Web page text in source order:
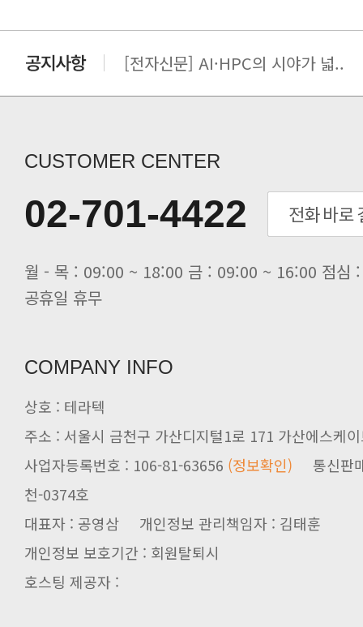
[전자신문] AI·HPC의 시야가 넓..
[전자신문] “민감 데이터도 안심하
[전자신문] 테라텍과 함께 최적의
[전자신문] AI 인프라 써보고 결정..
[전자신문] 공영삼 테라텍 대표 “단..
[전자신문] 당신의 AI GPU, 지..
CUSTOMER CENTER
02-701-4422
공휴일 휴무
COMPANY INFO
상호 : 테라텍
주소 : 서울시 금천구 가산디지털1로 171 가산에스케
사업자등록번호 : 106-81-63656 (정보확인)
천-0374호
대표자 : 공영삼 개인정보 관리책임자 : 김태훈
개인정보 보호기간 : 회원탈퇴시
호스팅 제공자 :